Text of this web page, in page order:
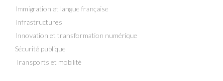
Immigration et langue française
Infrastructures
Innovation et transformation numérique
Sécurité publique
Transports et mobilité